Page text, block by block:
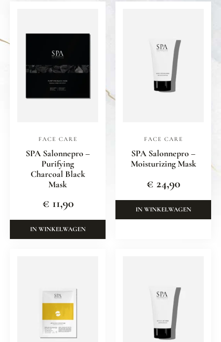
FACE CARE
SPA Salonnepro –
Purifying
Charcoal Black
Mask
€ 11,90
IN WINKELWAGEN
FACE CARE
SPA Salonnepro –
Moisturizing Mask
€ 24,90
IN WINKELWAGEN